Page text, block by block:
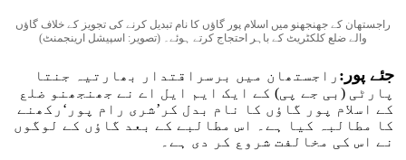
راجستھان کے جھنجھنو میں اسلام پور گاؤں کا نام تبدیل کرنے کی تجویز کے خلاف گاؤں
والے ضلع کلکٹریٹ کے باہر احتجاج کرتے ہوئے۔ (تصویر: اسپیشل ارینجمنٹ)
جئے پور: راجستھان میں برسراقتدار بھارتیہ جنتا
پارٹی (بی جے پی) کے ایک ایم ایل اے نے جھنجھنو ضلع
کے اسلام پور گاؤں کا نام بدل کر’شری رام پور‘رکھنے
کا مطالبہ کیا ہے۔ اس مطالبے کے بعد گاؤں کے لوگوں
نے اس کی مخالفت شروع کر دی ہے۔